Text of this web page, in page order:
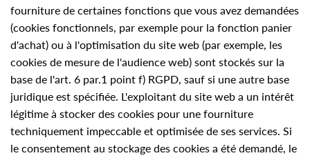
fourniture de certaines fonctions que vous avez demandées
(cookies fonctionnels, par exemple pour la fonction panier
d'achat) ou à l'optimisation du site web (par exemple, les
cookies de mesure de l'audience web) sont stockés sur la
base de l'art. 6 par.1 point f) RGPD, sauf si une autre base
juridique est spécifiée. L'exploitant du site web a un intérêt
légitime à stocker des cookies pour une fourniture
techniquement impeccable et optimisée de ses services. Si
le consentement au stockage des cookies a été demandé, le